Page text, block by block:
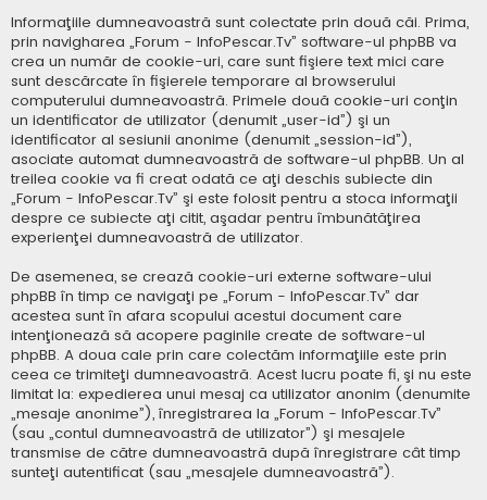
Informaţiile dumneavoastră sunt colectate prin două căi. Prima,
prin navigharea „Forum - InfoPescar.Tv” software-ul phpBB va
crea un număr de cookie-uri, care sunt fişiere text mici care
sunt descărcate în fişierele temporare al browserului
computerului dumneavoastră. Primele două cookie-uri conţin
un identificator de utilizator (denumit „user-id”) şi un
identificator al sesiunii anonime (denumit „session-id”),
asociate automat dumneavoastră de software-ul phpBB. Un al
treilea cookie va fi creat odată ce aţi deschis subiecte din
„Forum - InfoPescar.Tv” şi este folosit pentru a stoca informaţii
despre ce subiecte aţi citit, aşadar pentru îmbunătăţirea
experienţei dumneavoastră de utilizator.
De asemenea, se crează cookie-uri externe software-ului
phpBB în timp ce navigaţi pe „Forum - InfoPescar.Tv” dar
acestea sunt în afara scopului acestui document care
intenţionează să acopere paginile create de software-ul
phpBB. A doua cale prin care colectăm informaţiile este prin
ceea ce trimiteţi dumneavoastră. Acest lucru poate fi, şi nu este
limitat la: expedierea unui mesaj ca utilizator anonim (denumite
„mesaje anonime”), înregistrarea la „Forum - InfoPescar.Tv”
(sau „contul dumneavoastră de utilizator”) şi mesajele
transmise de către dumneavoastră după înregistrare cât timp
sunteţi autentificat (sau „mesajele dumneavoastră”).